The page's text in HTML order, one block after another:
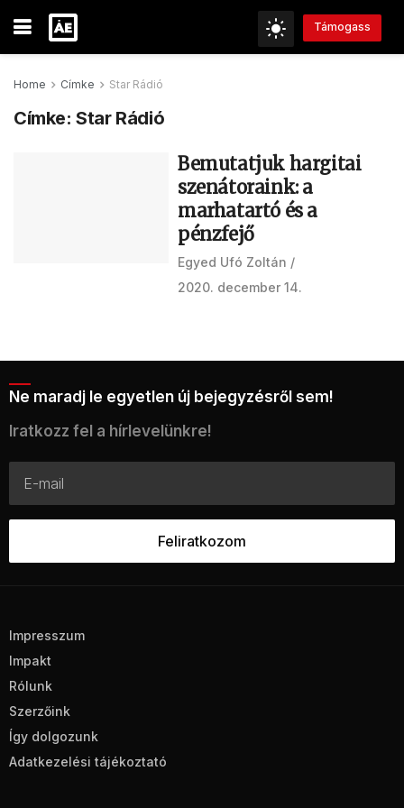
Támogass
Home Címke Star Rádió
Címke:Star Rádió
Bemutatjuk hargitai
szenátoraink: a
marhatartó és a
pénzfejő
Egyed Ufó Zoltán
2020. december 14.
Ne maradj le egyetlen új bejegyzésről sem!
Iratkozz fel a hírlevelünkre!
Impresszum
Impakt
Rólunk
Szerzőink
Így dolgozunk
Adatkezelési tájékoztató